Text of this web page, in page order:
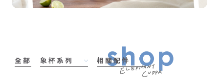
STORES CONTACT
全部 象杯系列 相關配件